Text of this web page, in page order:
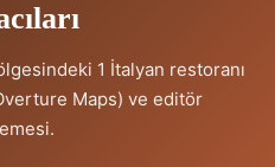
1 İtalyan restoranı
Maps) ve editör